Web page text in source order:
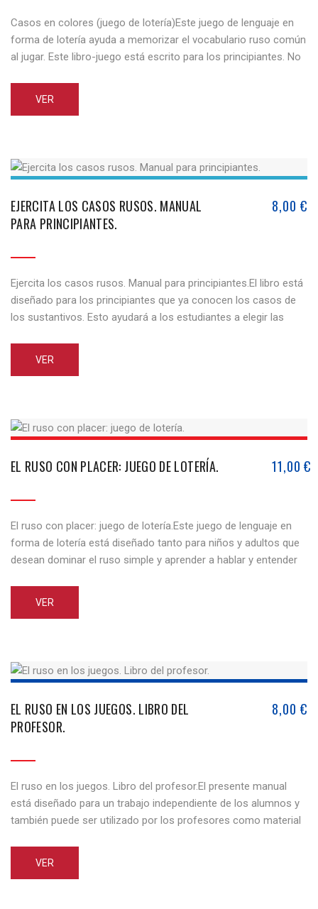
Casos en colores (juego de lotería)Este juego de lenguaje en
forma de lotería ayuda a memorizar el vocabulario ruso común
al jugar. Este libro-juego está escrito para los principiantes. No
VER
EJERCITA LOS CASOS RUSOS. MANUAL
PARA PRINCIPIANTES.
8,00 €
Ejercita los casos rusos. Manual para principiantes.El libro está
diseñado para los principiantes que ya conocen los casos de
los sustantivos. Esto ayudará a los estudiantes a elegir las
VER
EL RUSO CON PLACER: JUEGO DE LOTERÍA. 11,00€
El ruso con placer: juego de lotería.Este juego de lenguaje en
forma de lotería está diseñado tanto para niños y adultos que
desean dominar el ruso simple y aprender a hablar y entender
VER
EL RUSO EN LOS JUEGOS. LIBRO DEL
PROFESOR.
8,00 €
El ruso en los juegos. Libro del profesor.El presente manual
está diseñado para un trabajo independiente de los alumnos y
también puede ser utilizado por los profesores como material
VER